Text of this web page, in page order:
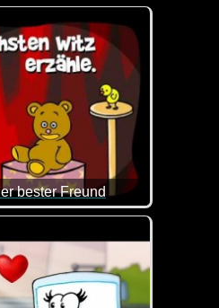
Klimakrise.
zu tun und was können wir
es euch auf eine witzig
bester Freund
ich ja schon mehr verteilt.